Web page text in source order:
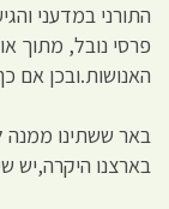
פרסי נובל, מתוך
האנושות.ובכן אם
באר ששתינו ממנה
בארצנו היקרה,יש